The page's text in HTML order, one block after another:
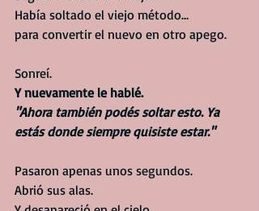
Había soltado el viejo método...
para convertir el nuevo en otro apego.
Sonreí.
Y nuevamente le hablé.
"Ahora también podés soltar esto. Ya
estás donde siempre quisiste estar."
Pasaron apenas unos segundos.
Abrió sus alas.